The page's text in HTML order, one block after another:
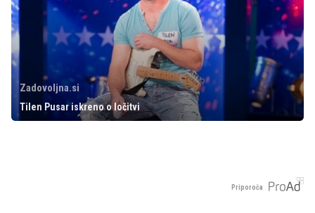
Zadovoljna.si
Tilen Pusar iskreno o ločitvi
Priporoča